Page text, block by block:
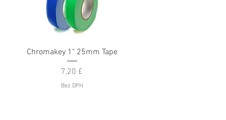
Rychlý náhled
Chromakey 1" 25mm Tape
Cena
7,20 £
Bez DPH